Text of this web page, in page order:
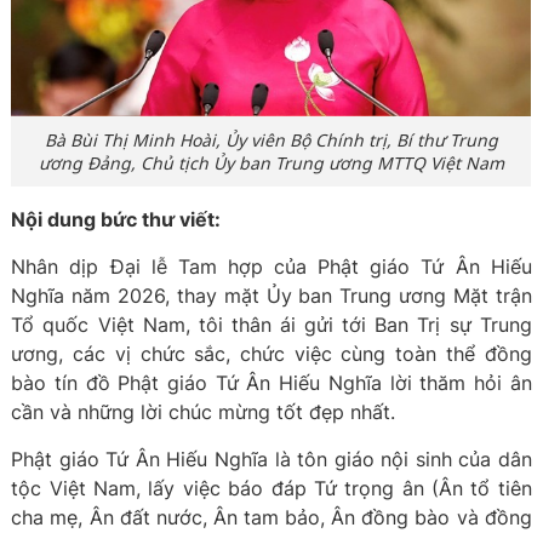
Bà Bùi Thị Minh Hoài, Ủy viên Bộ Chính trị, Bí thư Trung
ương Đảng, Chủ tịch Ủy ban Trung ương MTTQ Việt Nam
Nội dung bức thư viết:
Nhân dịp Đại lễ Tam hợp của Phật giáo Tứ Ân Hiếu
Nghĩa năm 2026, thay mặt Ủy ban Trung ương Mặt trận
Tổ quốc Việt Nam, tôi thân ái gửi tới Ban Trị sự Trung
ương, các vị chức sắc, chức việc cùng toàn thể đồng
bào tín đồ Phật giáo Tứ Ân Hiếu Nghĩa lời thăm hỏi ân
cần và những lời chúc mừng tốt đẹp nhất.
Phật giáo Tứ Ân Hiếu Nghĩa là tôn giáo nội sinh của dân
tộc Việt Nam, lấy việc báo đáp Tứ trọng ân (Ân tổ tiên
cha mẹ, Ân đất nước, Ân tam bảo, Ân đồng bào và đồng